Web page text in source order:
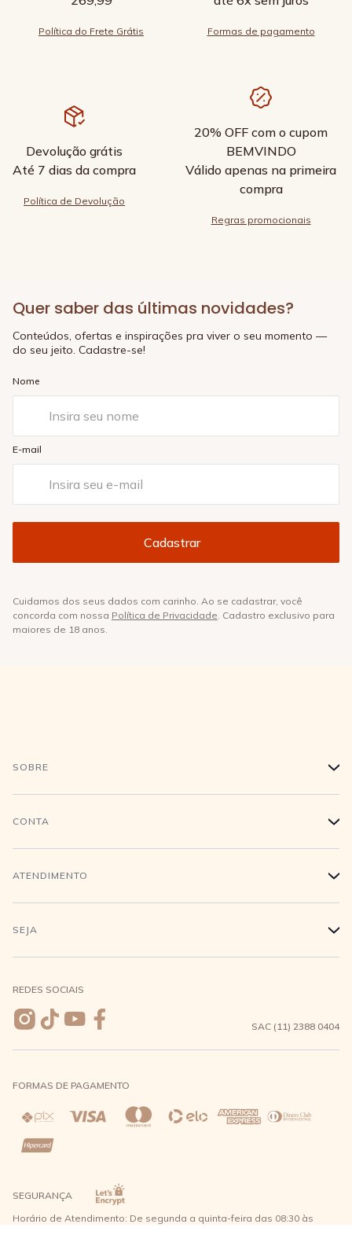
Política do Frete Grátis Formas de pagamento
Devolução grátis
Até 7 dias da compra
Política de Devolução
20% OFF com o cupom
BEMVINDO
Válido apenas na primeira
compra
Regras promocionais
Quer saber das últimas novidades?
Conteúdos, ofertas e inspirações pra viver o seu momento —
do seu jeito. Cadastre-se!
Nome
E-mail
Cuidamos dos seus dados com carinho. Ao se cadastrar, você
concorda com nossa Política de Privacidade. Cadastro exclusivo para
maiores de 18 anos.
SOBRE +
História
Conecte-se
CONTA +
Login
Meus pedidos
Wishlist
ATENDIMENTO +
Compra Segura
Entrega e Frete
Trocas e Devoluções
Direito de Arrependimento
Política de Privacidade
SEJA +
REDES SOCIAIS
SAC (11) 2388 0404
FORMAS DE PAGAMENTO
SEGURANÇA
Horário de Atendimento: De segunda a quinta-feira das 08:30 às